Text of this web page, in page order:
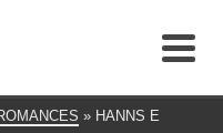
» HANNS E